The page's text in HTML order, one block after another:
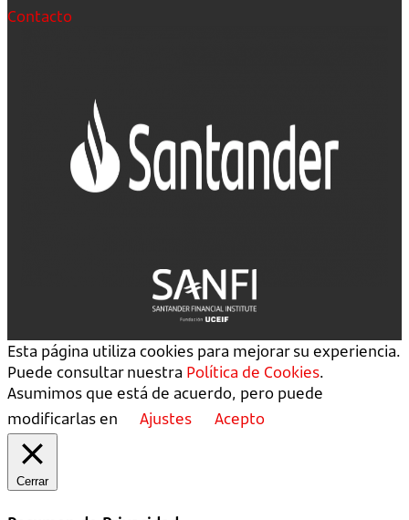
Contacto
Esta página utiliza cookies para mejorar su experiencia.
Puede consultar nuestra Política de Cookies.
Asumimos que está de acuerdo, pero puede
modificarlas en
Ajustes Acepto
Cerrar